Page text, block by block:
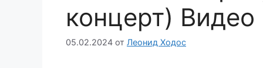
концерт) Видео
05.02.2024 от Леонид Ходос